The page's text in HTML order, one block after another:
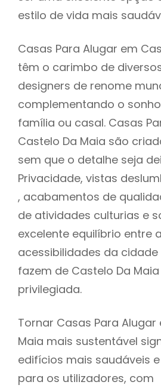
estilo de vida mais
Casas Para Alugar em
têm o carimbo de
designers de renome
complementando o
família ou casal. Casas
Castelo Da Maia são
sem que o detalhe seja
Privacidade, vistas
, acabamentos de
de atividades culturias e
excelente equilíbrio entre
acessibilidades da cidade
fazem de Castelo Da
privilegiada.
Tornar Casas Para Alugar
Maia mais sustentável
edifícios mais saudáveis
para os utilizadores, com